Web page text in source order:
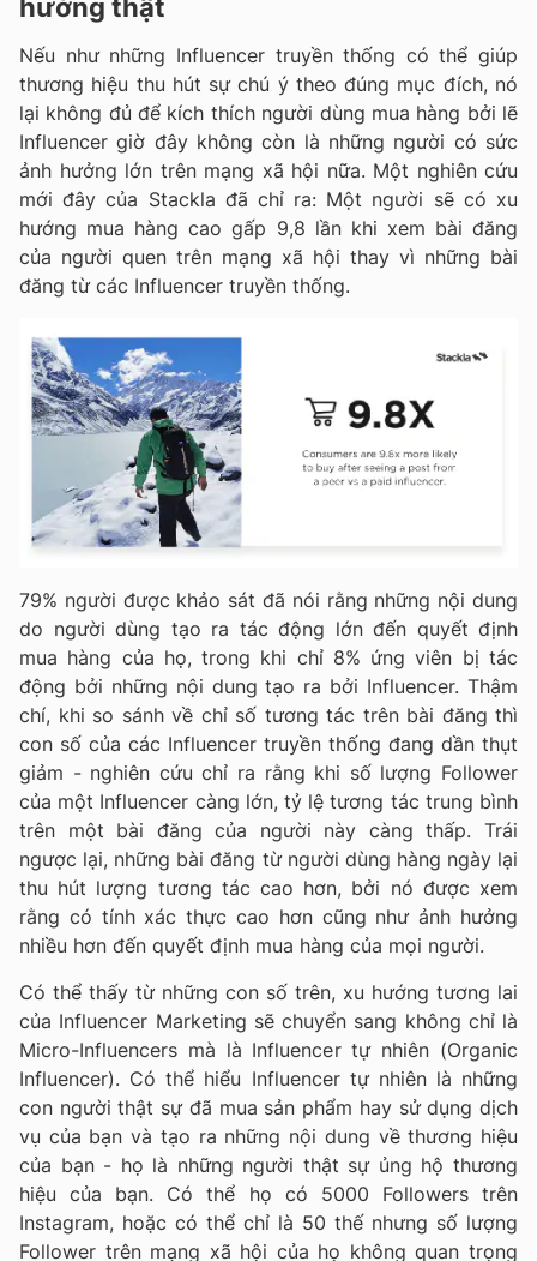
hưởng thật
Nếu như những Influencer truyền thống có thể giúp
thương hiệu thu hút sự chú ý theo đúng mục đích, nó
lại không đủ để kích thích người dùng mua hàng bởi lẽ
Influencer giờ đây không còn là những người có sức
ảnh hưởng lớn trên mạng xã hội nữa. Một nghiên cứu
mới đây của Stackla đã chỉ ra: Một người sẽ có xu
hướng mua hàng cao gấp 9,8 lần khi xem bài đăng
của người quen trên mạng xã hội thay vì những bài
đăng từ các Influencer truyền thống.
79% người được khảo sát đã nói rằng những nội dung
do người dùng tạo ra tác động lớn đến quyết định
mua hàng của họ, trong khi chỉ 8% ứng viên bị tác
động bởi những nội dung tạo ra bởi Influencer. Thậm
chí, khi so sánh về chỉ số tương tác trên bài đăng thì
con số của các Influencer truyền thống đang dần thụt
giảm - nghiên cứu chỉ ra rằng khi số lượng Follower
của một Influencer càng lớn, tỷ lệ tương tác trung bình
trên một bài đăng của người này càng thấp. Trái
ngược lại, những bài đăng từ người dùng hàng ngày lại
thu hút lượng tương tác cao hơn, bởi nó được xem
rằng có tính xác thực cao hơn cũng như ảnh hưởng
nhiều hơn đến quyết định mua hàng của mọi người.
Có thể thấy từ những con số trên, xu hướng tương lai
của Influencer Marketing sẽ chuyển sang không chỉ là
Micro-Influencers mà là Influencer tự nhiên (Organic
Influencer). Có thể hiểu Influencer tự nhiên là những
con người thật sự đã mua sản phẩm hay sử dụng dịch
vụ của bạn và tạo ra những nội dung về thương hiệu
của bạn - họ là những người thật sự ủng hộ thương
hiệu của bạn. Có thể họ có 5000 Followers trên
Instagram, hoặc có thể chỉ là 50 thế nhưng số lượng
Follower trên mạng xã hội của họ không quan trọng